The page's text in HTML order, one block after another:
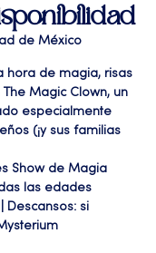
de México
hora de magia, risas
Magic Clown, un
especialmente
(¡y sus familias
Show de Magia
las edades
Descansos: si